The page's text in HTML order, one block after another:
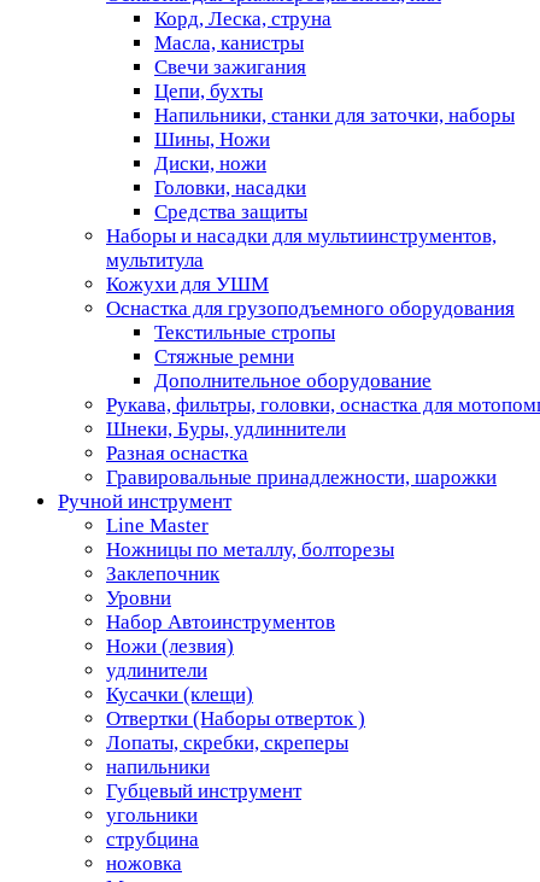
Корд, Леска, струна
Масла, канистры
Свечи зажигания
Цепи, бухты
Напильники, станки для заточки, наборы
Шины, Ножи
Диски, ножи
Головки, насадки
Средства защиты
Наборы и насадки для мультиинструментов,
мультитула
Кожухи для УШМ
Оснастка для грузоподъемного оборудования
Текстильные стропы
Стяжные ремни
Дополнительное оборудование
Рукава, фильтры, головки, оснастка для
Шнеки, Буры, удлиннители
Разная оснастка
Гравировальные принадлежности, шарожки
Ручной инструмент
Line Master
Ножницы по металлу, болторезы
Заклепочник
Уровни
Набор Автоинструментов
Ножи (лезвия)
удлинители
Кусачки (клещи)
Отвертки (Наборы отверток )
Лопаты, скребки, скреперы
напильники
Губцевый инструмент
угольники
струбцина
ножовка